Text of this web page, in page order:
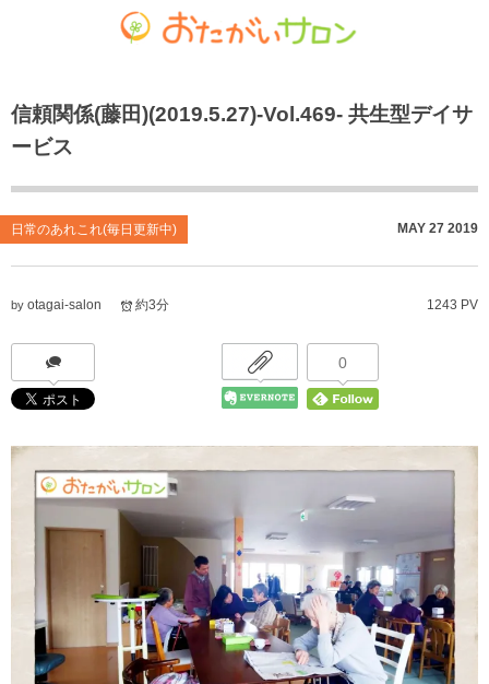
信頼関係(藤田)(2019.5.27)-Vol.469- 共生型デイサ
ービス
日常のあれこれ(毎日更新中) MAY 27 2019
by otagai-salon 1243 PV
約3分
0
お知らせ
個人情報保護方針
共生型デイサービス おたがいサロン
居宅介護支援事業
ごちゃまぜ食堂
放課後等デイサービス